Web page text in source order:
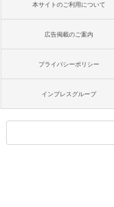
本サイトのご利用について
広告掲載のご案内
プライバシーポリシー
インプレスグループ